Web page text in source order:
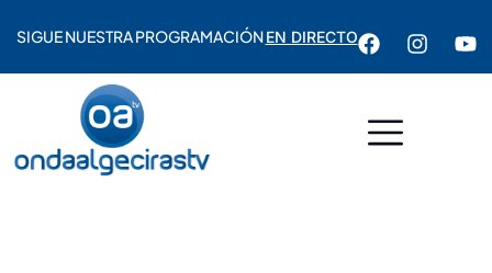
SIGUE NUESTRA PROGRAMACIÓNEN DIRECTO